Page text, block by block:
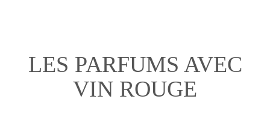
LES PARFUMS AVEC
VIN ROUGE